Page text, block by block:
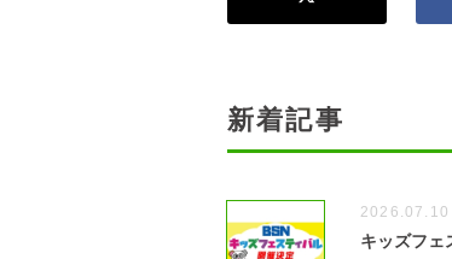
新着記事
2026.07.10
キッズフ